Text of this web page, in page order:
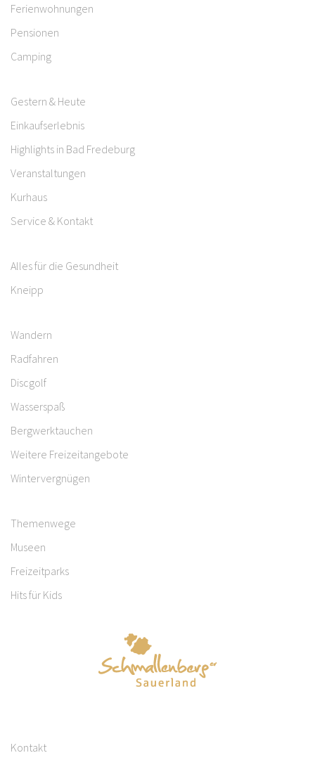
Ferienwohnungen
Pensionen
Camping
Gestern & Heute
Einkaufserlebnis
Highlights in Bad Fredeburg
Veranstaltungen
Kurhaus
Service & Kontakt
Alles für die Gesundheit
Kneipp
Wandern
Radfahren
Discgolf
Wasserspaß
Bergwerktauchen
Weitere Freizeitangebote
Wintervergnügen
Themenwege
Museen
Freizeitparks
Hits für Kids
Kontakt